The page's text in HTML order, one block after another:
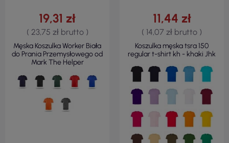
19,31 zł
( 23,75 zł brutto )
Męska Koszulka Worker Biała
do Prania Przemysłowego od
Mark The Helper
11,44 zł
( 14,07 zł brutto )
Koszulka męska tsra 150
regular t-shirt kh - khaki Jhk